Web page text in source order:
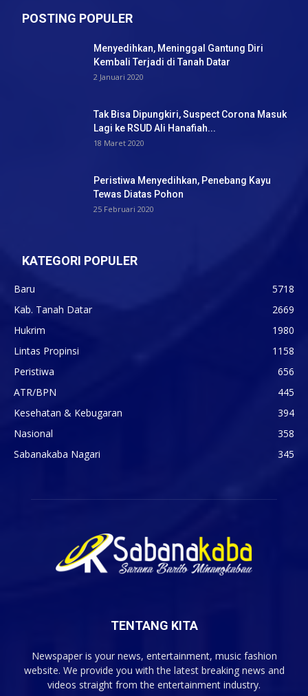
POSTING POPULER
Menyedihkan, Meninggal Gantung Diri
Kembali Terjadi di Tanah Datar
2 Januari 2020
Tak Bisa Dipungkiri, Suspect Corona Masuk
Lagi ke RSUD Ali Hanafiah...
18 Maret 2020
Peristiwa Menyedihkan, Penebang Kayu
Tewas Diatas Pohon
25 Februari 2020
KATEGORI POPULER
Baru
5718
Kab. Tanah Datar
2669
Hukrim
1980
Lintas Propinsi
1158
Peristiwa
656
ATR/BPN
445
Kesehatan & Kebugaran
394
Nasional
358
Sabanakaba Nagari
345
TENTANG KITA
Newspaper is your news, entertainment, music fashion
website. We provide you with the latest breaking news and
videos straight from the entertainment industry.